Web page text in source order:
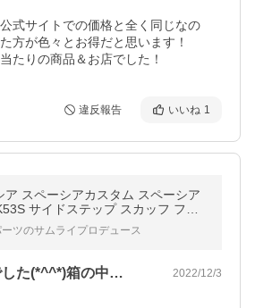
式サイトでの価格と全く同じなの
方が色々とお得だと思います！
たりの商品＆お店でした！
違反報告 いいね 1
ア スペーシアカスタム スペーシア
サイドステップ スカッフ フロ
ア シルバー
ツのサムライプロデュース
した(*^^*)箱の中… 2022/12/3